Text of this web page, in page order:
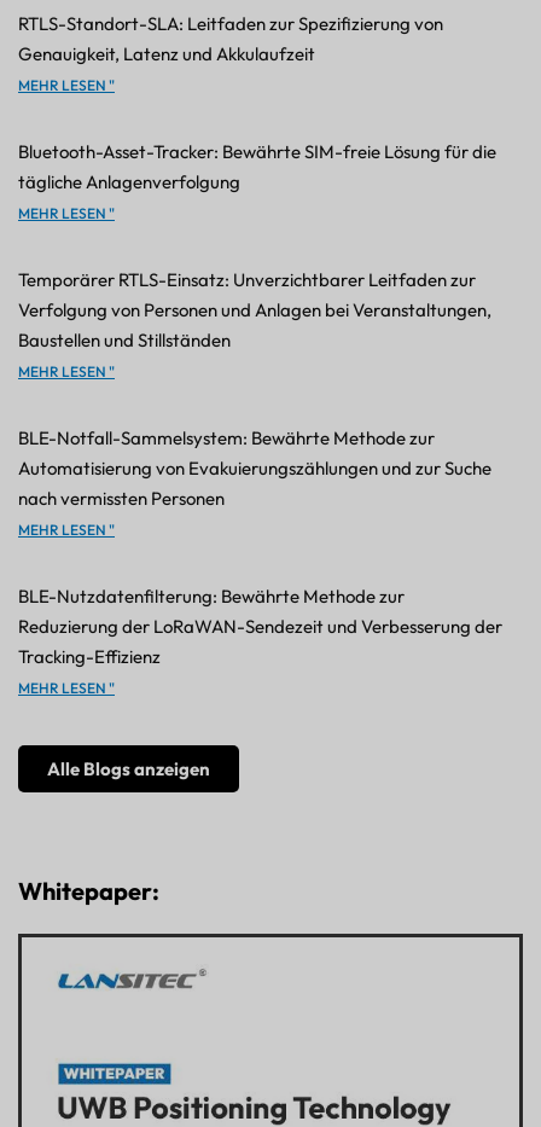
RTLS-Standort-SLA: Leitfaden zur Spezifizierung von
Genauigkeit, Latenz und Akkulaufzeit
MEHR LESEN "
Bluetooth-Asset-Tracker: Bewährte SIM-freie Lösung für die
tägliche Anlagenverfolgung
MEHR LESEN "
Temporärer RTLS-Einsatz: Unverzichtbarer Leitfaden zur
Verfolgung von Personen und Anlagen bei Veranstaltungen,
Baustellen und Stillständen
MEHR LESEN "
BLE-Notfall-Sammelsystem: Bewährte Methode zur
Automatisierung von Evakuierungszählungen und zur Suche
nach vermissten Personen
MEHR LESEN "
BLE-Nutzdatenfilterung: Bewährte Methode zur
Reduzierung der LoRaWAN-Sendezeit und Verbesserung der
Tracking-Effizienz
MEHR LESEN "
Alle Blogs anzeigen
Whitepaper: